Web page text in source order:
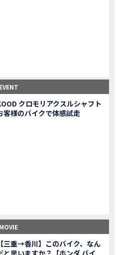
ルフォトギャラリー
日市 ３店舗合同周年祭フォトギャラリー
・四日市 ３店舗合同周年祭レポート
型ロードスポーツモデル HAWK 11を発売！
」新型レジャーバイク ダックス125を発売！
フロードスクール紹介
を探すなら！HondaDream松阪【ホンダ二輪車専門店】
探すなら！HondaDream鈴鹿【ホンダ二輪車専門店】
」の仕様 を一部変更し発売!
」 シリーズのカラーバリエーション を一部変更し発売!
250 S Edition」 に新色を追加し発表！
カブ」 に新色を追加し発売！
」「CB1100 RS Final Edition」を発売
スミッションを採用した新エンジンを搭載し発売！
環境性能を向上させた新エンジンを搭載し発売！
2021年 7月25日 敦賀ツーリング
間限定のカラーリングを設定し発売！
ロードスポーツモデル GB350・GB350 S を発売！
EVENT
クロモリアクスルシャフト
客様のバイクで体感試走
MOVIE
【三重→香川】このバイク、なん